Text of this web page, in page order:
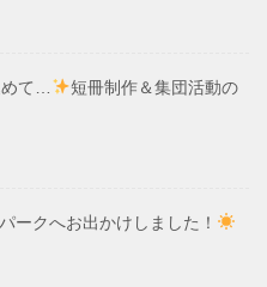
て…
短冊制作＆集団活動の
ークへお出かけしました！